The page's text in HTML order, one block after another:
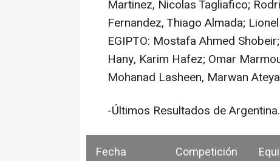
Martinez, Nicolas Tagliafico;
Fernandez, Thiago Almada;
EGIPTO: Mostafa Ahmed
Hany, Karim Hafez; Omar
Mohanad Lasheen, Marwan
-Últimos Resultados de Argentina.
Fecha Competición